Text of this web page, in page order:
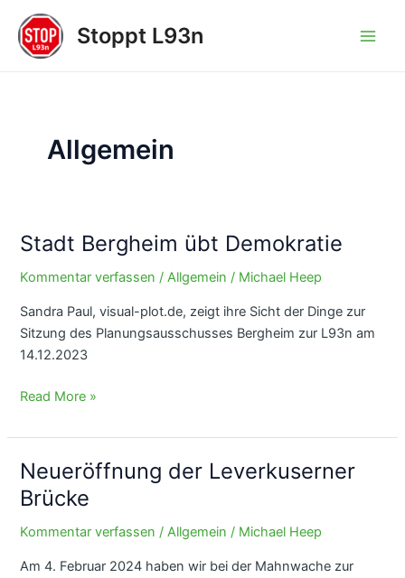
Inhalt
springen
Stoppt L93n
Allgemein
Stadt Bergheim übt Demokratie
Kommentar verfassen /Allgemein / Michael Heep
Sandra Paul, visual-plot.de, zeigt ihre Sicht der Dinge zur
Sitzung des Planungsausschusses Bergheim zur L93n am
14.12.2023
Stadt
übt
Demokratie
Read More »
Neueröffnung der Leverkuserner
Brücke
Kommentar verfassen /Allgemein / Michael Heep
Am 4. Februar 2024 haben wir bei der Mahnwache zur